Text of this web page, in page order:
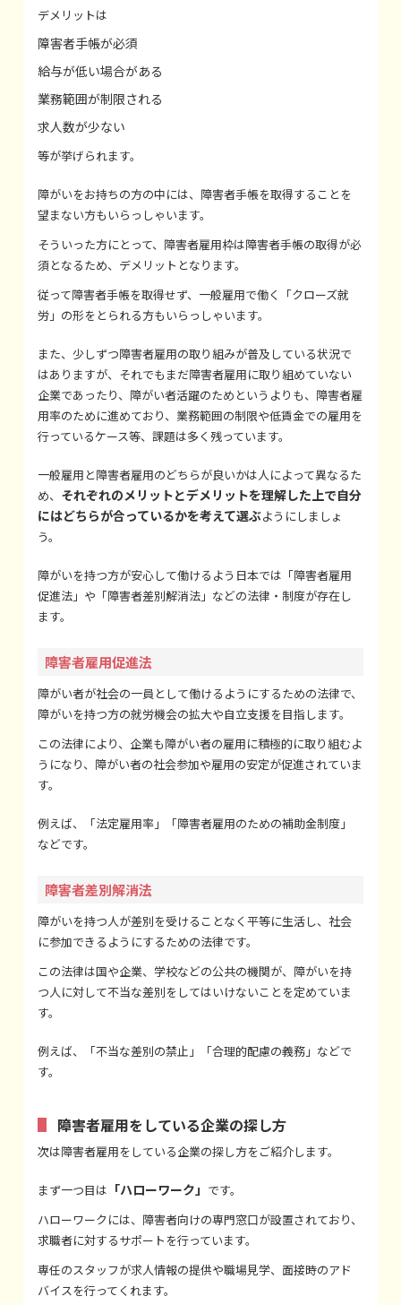
デメリットは
障害者手帳が必須
給与が低い場合がある
業務範囲が制限される
求人数が少ない
等が挙げられます。
障がいをお持ちの方の中には、障害者手帳を取得することを
望まない方もいらっしゃいます。
そういった方にとって、障害者雇用枠は障害者手帳の取得が必
須となるため、デメリットとなります。
従って障害者手帳を取得せず、一般雇用で働く「クローズ就
労」の形をとられる方もいらっしゃいます。
また、少しずつ障害者雇用の取り組みが普及している状況で
はありますが、それでもまだ障害者雇用に取り組めていない
企業であったり、障がい者活躍のためというよりも、障害者雇
用率のために進めており、業務範囲の制限や低賃金での雇用を
行っているケース等、課題は多く残っています。
一般雇用と障害者雇用のどちらが良いかは人によって異なるた
め、 それぞれのメリットとデメリットを理解した上で自分
にはどちらが合っているかを考えて選ぶようにしましょ
う。
障がいを持つ方が安心して働けるよう日本では「障害者雇用
促進法」や「障害者差別解消法」などの法律・制度が存在し
ます。
障害者雇用促進法
障がい者が社会の一員として働けるようにするための法律で、
障がいを持つ方の就労機会の拡大や自立支援を目指します。
この法律により、企業も障がい者の雇用に積極的に取り組むよ
うになり、障がい者の社会参加や雇用の安定が促進されていま
す。
例えば、「法定雇用率」「障害者雇用のための補助金制度」
などです。
障害者差別解消法
障がいを持つ人が差別を受けることなく平等に生活し、社会
に参加できるようにするための法律です。
この法律は国や企業、学校などの公共の機関が、障がいを持
つ人に対して不当な差別をしてはいけないことを定めていま
す。
例えば、「不当な差別の禁止」「合理的配慮の義務」などで
す。
障害者雇用をしている企業の探し方
次は障害者雇用をしている企業の探し方をご紹介します。
まず一つ目は 「ハローワーク」 です。
ハローワークには、障害者向けの専門窓口が設置されており、
求職者に対するサポートを行っています。
専任のスタッフが求人情報の提供や職場見学、面接時のアド
バイスを行ってくれます。